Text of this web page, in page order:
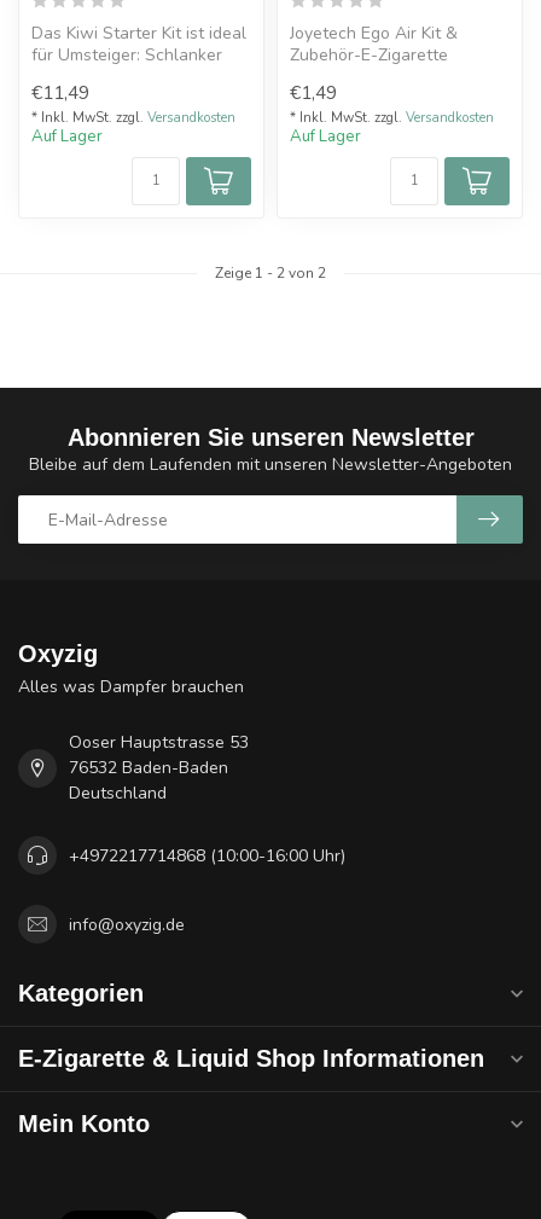
Das Kiwi Starter Kit ist ideal
für Umsteiger: Schlanker
€11,49
* Inkl. MwSt. zzgl. Versandkosten
Auf Lager
Joyetech Ego Air Kit &
Zubehör-E-Zigarette
€1,49
* Inkl. MwSt. zzgl. Versandkosten
Auf Lager
Zeige 1 - 2von 2
Abonnieren Sie unseren Newsletter
Bleibe auf dem Laufenden mit unseren Newsletter-Angeboten
Oxyzig
Alles was Dampfer brauchen
Ooser Hauptstrasse 53
76532 Baden-Baden
Deutschland
+4972217714868 (10:00-16:00 Uhr)
info@oxyzig.de
Kategorien
E-Zigarette & Liquid Shop Informationen
Mein Konto